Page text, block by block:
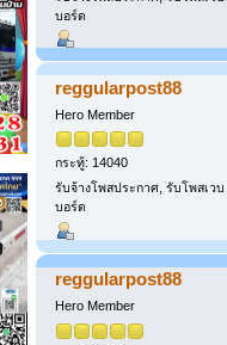
บอร์ด
reggularpost88
Hero Member
กระทู้: 14040
รับจ้างโพสประกาศ, รับโพสเวบ
บอร์ด
reggularpost88
Hero Member